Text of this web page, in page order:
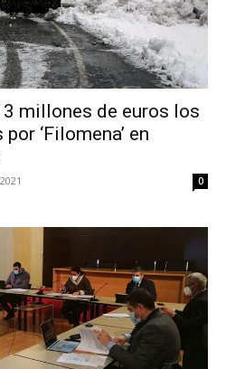
millones de euros los
‘Filomena’ en
0